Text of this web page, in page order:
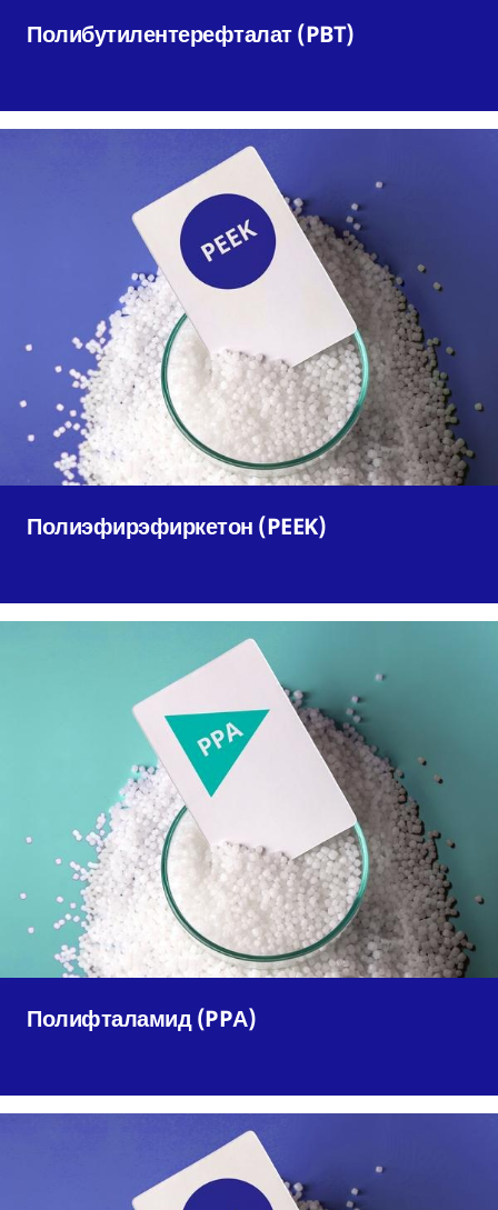
Полибутилентерефталат (PBT)
Полиэфирэфиркетон (PEEK)
Полифталамид (PPА)